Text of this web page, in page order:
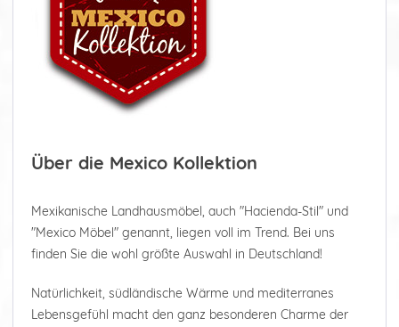
Über die Mexico Kollektion
Mexikanische Landhausmöbel, auch "Hacienda-Stil" und
"Mexico Möbel" genannt, liegen voll im Trend. Bei uns
finden Sie die wohl größte Auswahl in Deutschland!
Natürlichkeit, südländische Wärme und mediterranes
Lebensgefühl macht den ganz besonderen Charme der